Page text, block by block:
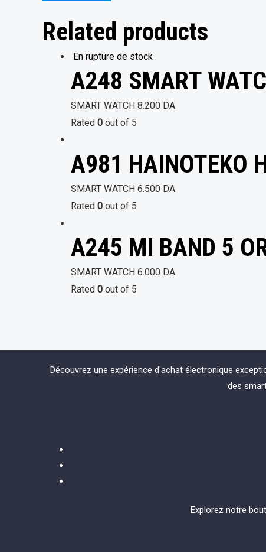
Related products
En rupture de stock
A248 SMART
SMART WATCH 8.200 DA
Rated 0 out of 5
A981 HAINOTEKO
SMART WATCH 6.500 DA
Rated 0 out of 5
A245 MI BAND 5
SMART WATCH 6.000 DA
Rated 0 out of 5
Découvrez une expérience d'achat électronique
des
Explorez notre